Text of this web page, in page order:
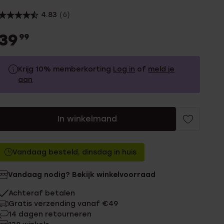
4.83 (6)
99
Krijg 10% memberkorting Log in of meld je
aan
39.99
Met memberkorting 35.99
In winkelmand
Vandaag besteld, dinsdag in huis
Vandaag nodig? Bekijk winkelvoorraad
Achteraf betalen
Gratis verzending vanaf €49
14 dagen retourneren